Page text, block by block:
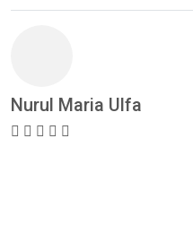
Nurul Maria Ulfa